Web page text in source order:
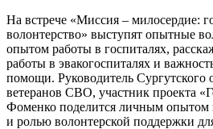
На встрече «Миссия – милосердие:
волонтерство» выступят опытные
опытом работы в госпиталях,
работы в эвакогоспиталях и
помощи. Руководитель Сургутского
ветеранов СВО, участник проекта
Фоменко поделится личным опытом
и ролью волонтерской поддержки